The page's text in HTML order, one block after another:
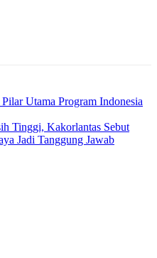
Utama Program Indonesia
Tinggi, Kakorlantas Sebut
Jadi Tanggung Jawab